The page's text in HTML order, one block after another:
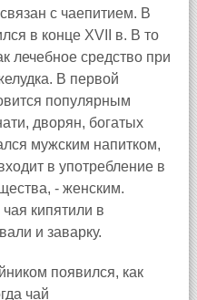
с чаепитием. В
в конце XVII в. В то
лечебное средство при
В первой
популярным
дворян, богатых
мужским напитком,
в употребление в
- женским.
кипятили в
и заварку.
появился, как
чай